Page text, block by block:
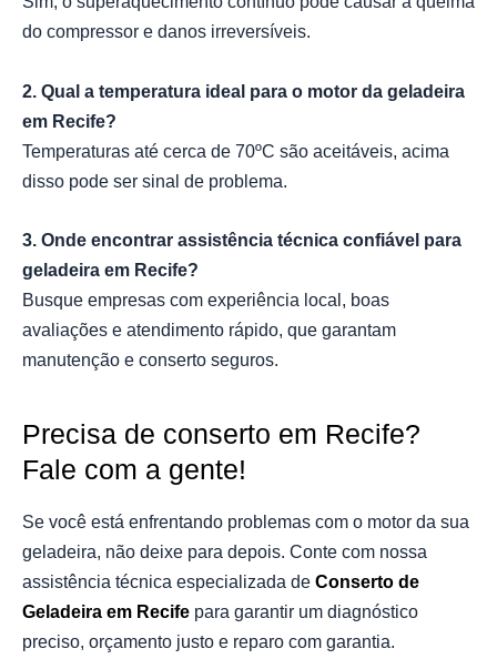
do compressor e danos irreversíveis.
2. Qual a temperatura ideal para o motor da geladeira
em Recife?
Temperaturas até cerca de 70ºC são aceitáveis, acima
disso pode ser sinal de problema.
3. Onde encontrar assistência técnica confiável para
geladeira em Recife?
Busque empresas com experiência local, boas
avaliações e atendimento rápido, que garantam
manutenção e conserto seguros.
Precisa de conserto em Recife?
Fale com a gente!
Se você está enfrentando problemas com o motor da sua
geladeira, não deixe para depois. Conte com nossa
assistência técnica especializada de Conserto de
Geladeira em Recife para garantir um diagnóstico
preciso, orçamento justo e reparo com garantia.